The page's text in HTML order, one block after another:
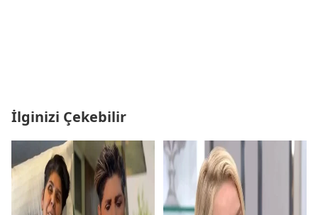
İlginizi Çekebilir